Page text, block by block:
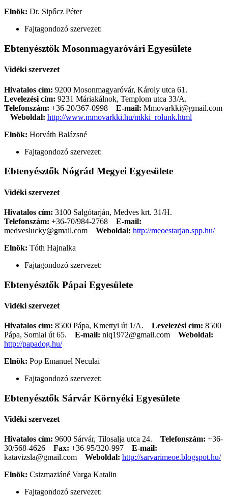
Elnök: Dr. Sipőcz Péter
Fajtagondozó szervezet:
Ebtenyésztők Mosonmagyaróvári Egyesülete
Vidéki szervezet
Hivatalos cím: 9200 Mosonmagyaróvár, Károly utca 61.
Levelezési cím: 9231 Máriakálnok, Templom utca 33/A.
Telefonszám: +36-20/367-0998 E-mail: Mmovarkki@gmail.com
Weboldal: http://www.mmovarkki.hu/mkki_rolunk.html
Elnök: Horváth Balázsné
Fajtagondozó szervezet:
Ebtenyésztők Nógrád Megyei Egyesülete
Vidéki szervezet
Hivatalos cím: 3100 Salgótarján, Medves krt. 31/H.
Telefonszám: +36-70/984-2768
E-mail:
medveslucky@gmail.com
Weboldal: http://meoestarjan.spp.hu/
Elnök: Tóth Hajnalka
Fajtagondozó szervezet:
Ebtenyésztők Pápai Egyesülete
Vidéki szervezet
Hivatalos cím: 8500 Pápa, Kmettyi út 1/A. Levelezési cím: 8500
Pápa, Somlai út 65.
E-mail: niq1972@gmail.com
Weboldal:
http://papadog.hu/
Elnök: Pop Emanuel Neculai
Fajtagondozó szervezet:
Ebtenyésztők Sárvár Környéki Egyesülete
Vidéki szervezet
Hivatalos cím: 9600 Sárvár, Tilosalja utca 24. Telefonszám: +36-
30/568-4626
Fax: +36-95/320-997
E-mail:
katavizsla@gmail.com
Weboldal: http://sarvarimeoe.blogspot.hu/
Elnök: Csizmaziáné Varga Katalin
Fajtagondozó szervezet: